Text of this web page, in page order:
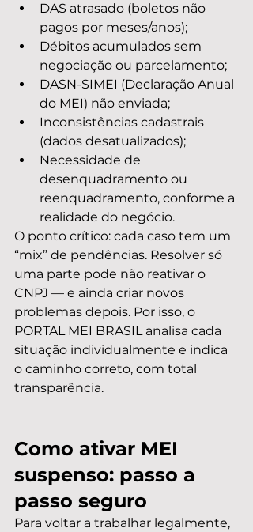
DAS atrasado (boletos não
pagos por meses/anos);
Débitos acumulados sem
negociação ou parcelamento;
DASN-SIMEI (Declaração Anual
do MEI) não enviada;
Inconsistências cadastrais
(dados desatualizados);
Necessidade de
desenquadramento ou
reenquadramento, conforme a
realidade do negócio.
O ponto crítico: cada caso tem um
“mix” de pendências. Resolver só
uma parte pode não reativar o
CNPJ — e ainda criar novos
problemas depois. Por isso, o
PORTAL MEI BRASIL analisa cada
situação individualmente e indica
o caminho correto, com total
transparência.
Como ativar MEI
suspenso: passo a
passo seguro
Para voltar a trabalhar legalmente,